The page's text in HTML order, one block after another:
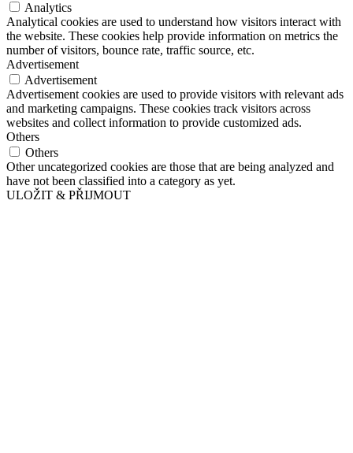
Analytics
Analytical cookies are used to understand how visitors interact with
the website. These cookies help provide information on metrics the
number of visitors, bounce rate, traffic source, etc.
Advertisement
Advertisement
Advertisement cookies are used to provide visitors with relevant ads
and marketing campaigns. These cookies track visitors across
websites and collect information to provide customized ads.
Others
Others
Other uncategorized cookies are those that are being analyzed and
have not been classified into a category as yet.
ULOŽIT & PŘIJMOUT